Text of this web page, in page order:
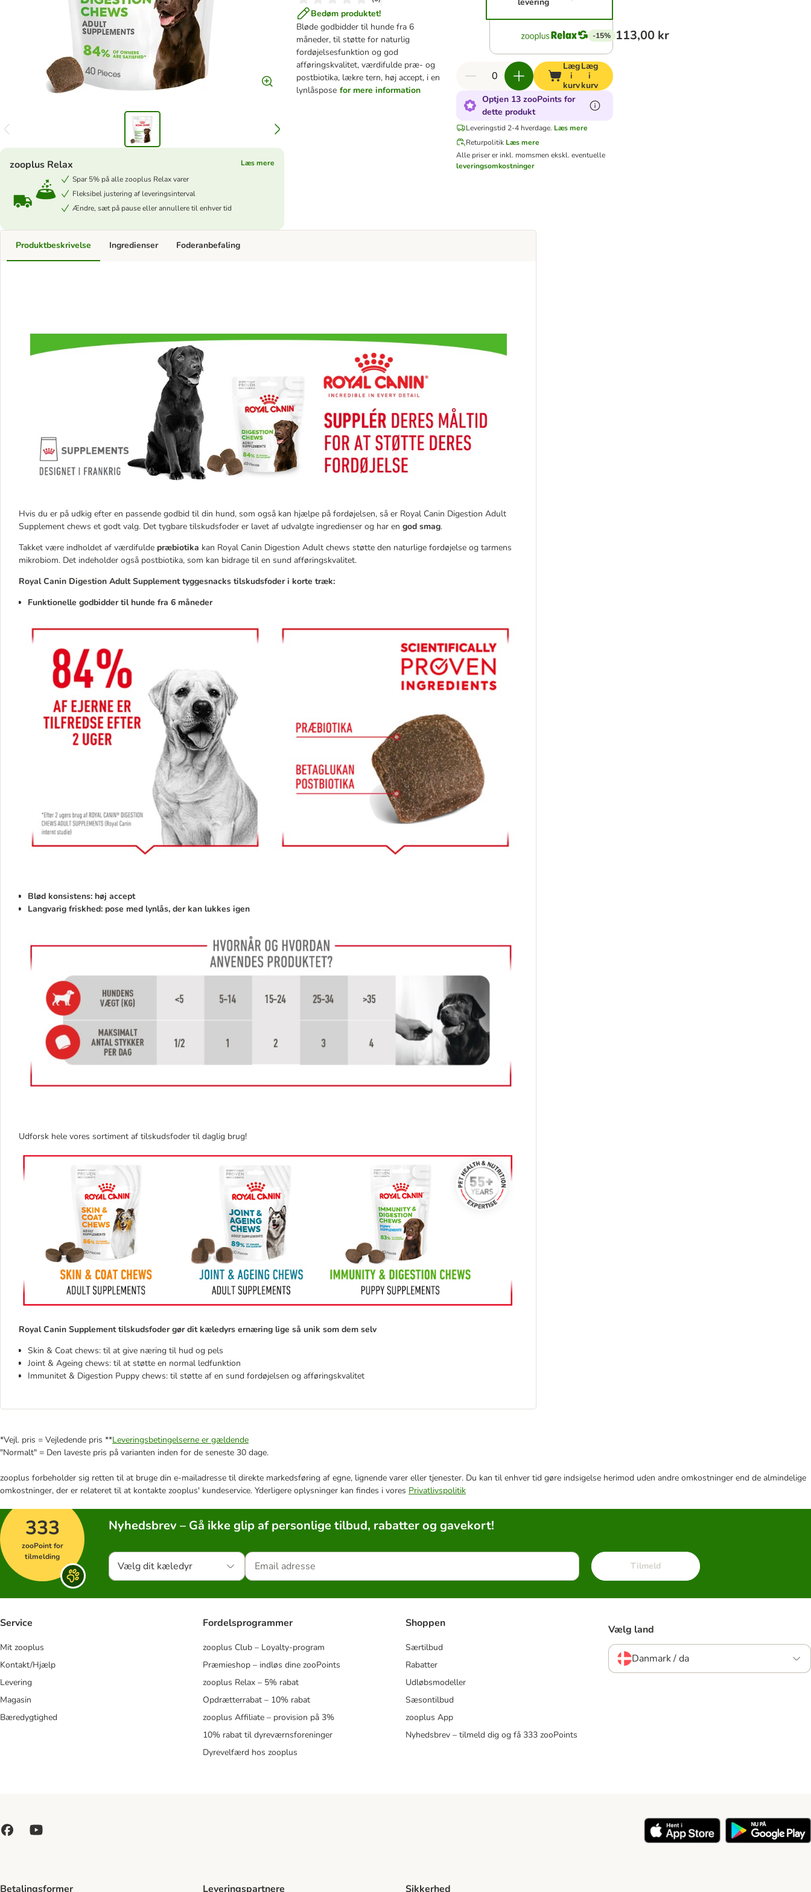
Bedøm produktet!
Bløde godbidder til hunde fra 6
måneder, til støtte for naturlig
fordøjelsesfunktion og god
afføringskvalitet, værdifulde præ- og
postbiotika, lækre tern, høj accept, i en
lynlåspose for mere information
zooplus Relax
Læs mere
Spar 5% på alle zooplus Relax varer
Fleksibel justering af leveringsinterval
Ændre, sæt på pause eller annullere til enhver tid
-15% 113,00 kr
Læg
i
kurv
Læg
i
kurv
Optjen 13 zooPoints for
dette produkt
Leveringstid 2-4 hverdage. Læs mere
Returpolitik Læs mere
Alle priser er inkl. momsmen ekskl. eventuelle
leveringsomkostninger
Produktbeskrivelse
Hvis du er på udkig efter en passende godbid til din hund, som også kan hjælpe på fordøjelsen, så er Royal Canin Digestion Adult
Supplement chews et godt valg. Det tygbare tilskudsfoder er lavet af udvalgte ingredienser og har en god smag.
Takket være indholdet af værdifulde præbiotika kan Royal Canin Digestion Adult chews støtte den naturlige fordøjelse og tarmens
mikrobiom. Det indeholder også postbiotika, som kan bidrage til en sund afføringskvalitet.
Royal Canin Digestion Adult Supplement tyggesnacks tilskudsfoder i korte træk:
Funktionelle godbidder til hunde fra 6 måneder
Blød konsistens: høj accept
Langvarig friskhed: pose med lynlås, der kan lukkes igen
Udforsk hele vores sortiment af tilskudsfoder til daglig brug!
Royal Canin Supplement tilskudsfoder gør dit kæledyrs ernæring lige så unik som dem selv
Skin & Coat chews: til at give næring til hud og pels
Joint & Ageing chews: til at støtte en normal ledfunktion
Immunitet & Digestion Puppy chews: til støtte af en sund fordøjelsen og afføringskvalitet
Ingredienser Foderanbefaling
*Vejl. pris = Vejledende pris **Leveringsbetingelserne er gældende
"Normalt" = Den laveste pris på varianten inden for de seneste 30 dage.
zooplus forbeholder sig retten til at bruge din e-mailadresse til direkte markedsføring af egne, lignende varer eller tjenester. Du kan til enhver tid gøre indsigelse herimod uden andre omkostninger end de almindelige
omkostninger, der er relateret til at kontakte zooplus' kundeservice. Yderligere oplysninger kan findes i vores Privatlivspolitik
333
zooPoint for
tilmelding
Nyhedsbrev – Gå ikke glip af personlige tilbud, rabatter og gavekort!
Vælg dit kæledyr Tilmeld
Service
Mit zooplus
Kontakt/Hjælp
Levering
Magasin
Bæredygtighed
Fordelsprogrammer
zooplus Club – Loyalty-program
Præmieshop – indløs dine zooPoints
zooplus Relax – 5% rabat
Opdrætterrabat – 10% rabat
zooplus Affiliate – provision på 3%
10% rabat til dyreværnsforeninger
Dyrevelfærd hos zooplus
Shoppen
Særtilbud
Rabatter
Udløbsmodeller
Sæsontilbud
zooplus App
Nyhedsbrev – tilmeld dig og få 333 zooPoints
Vælg land
Danmark / da
Betalingsformer Leveringspartnere Sikkerhed